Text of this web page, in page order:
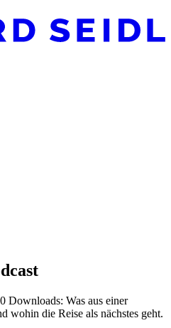
Downloads: Was aus einer
wohin die Reise als nächstes geht.